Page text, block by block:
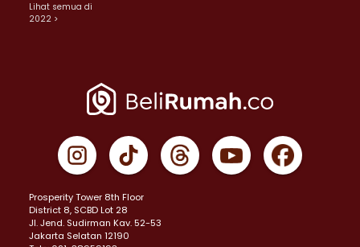
Lihat semua di
2022 >
Prosperity Tower 8th Floor
District 8, SCBD Lot 28
JI. Jend. Sudirman Kav. 52-53
Jakarta Selatan 12190